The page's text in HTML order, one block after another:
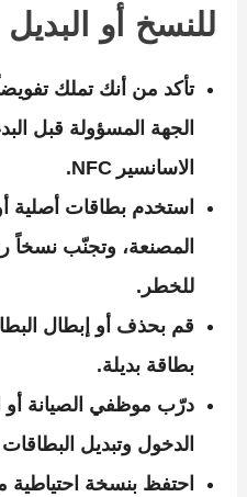
للنسخ أو البديل
تأكد من أنك تملك
الجهة المسؤولة قبل
الاسانسير NFC.
استخدم بطاقات
المصنعة، وتجنّب نسخاً
للخطر.
قم بحذف أو إبطال
بطاقة بديلة.
درّب موظفي الصيانة أو
الدخول وتبديل
احتفظ بنسخة احتياطية